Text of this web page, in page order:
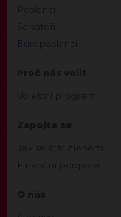
Poslanci
Senátoři
Europoslanci
Proč nás volit
Volební program
Zapojte se
Jak se stát členem
Finanční podpora
O nás